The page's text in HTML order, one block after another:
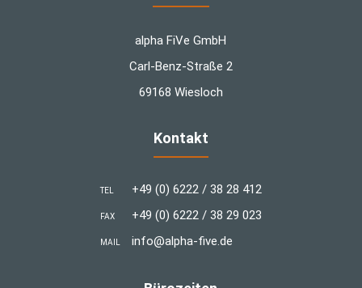
alpha FiVe GmbH
Carl-Benz-Straße 2
69168 Wiesloch
Kontakt
TEL +49 (0) 6222 / 38 28 412
FAX +49 (0) 6222 / 38 29 023
MAIL info@alpha-five.de